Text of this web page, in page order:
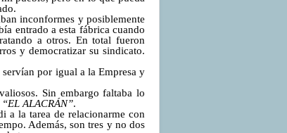
inconformes y posiblemente
entrado a esta fábrica cuando
a otros. En total fueron
y democratizar su sindicato.
por igual a la Empresa y
Sin embargo faltaba lo
“EL ALACRÁN”.
a la tarea de relacionarme con
Además, son tres y no dos